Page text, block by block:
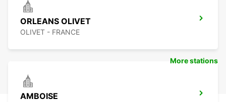
ORLEANS OLIVET
OLIVET - FRANCE
AMBOISE
More stations